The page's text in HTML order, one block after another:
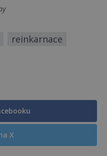
reinkarnace
X